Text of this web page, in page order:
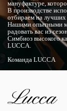
мануфактуре,
В производстве
отбираем на лучших
Нашими опытными
радовать вас из
Симбиоз высокого
LUCCA.
Команда LUCCA